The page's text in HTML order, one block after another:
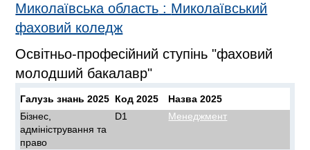
Миколаївська область : Миколаївський
фаховий коледж
Освітньо-професійний ступінь "фаховий
молодший бакалавр"
Галузь знань 2025 Код 2025
Назва 2025
Бізнес,
адміністрування та
право
D1 Менеджмент